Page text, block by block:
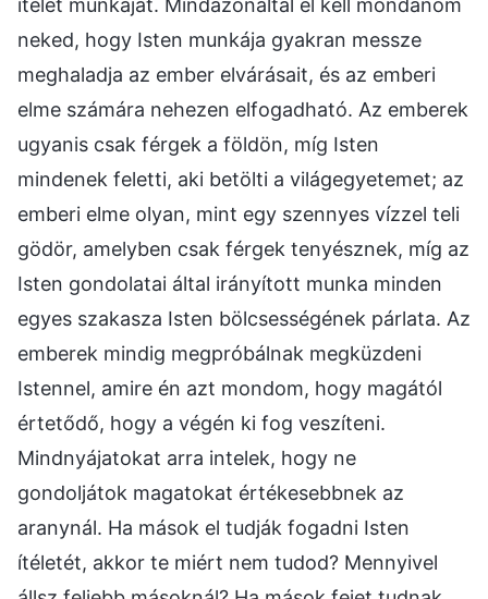
neked, hogy Isten munkája gyakran messze
meghaladja az ember elvárásait, és az emberi
elme számára nehezen elfogadható. Az emberek
ugyanis csak férgek a földön, míg Isten
mindenek feletti, aki betölti a világegyetemet; az
emberi elme olyan, mint egy szennyes vízzel teli
gödör, amelyben csak férgek tenyésznek, míg az
Isten gondolatai által irányított munka minden
egyes szakasza Isten bölcsességének párlata. Az
emberek mindig megpróbálnak megküzdeni
Istennel, amire én azt mondom, hogy magától
értetődő, hogy a végén ki fog veszíteni.
Mindnyájatokat arra intelek, hogy ne
gondoljátok magatokat értékesebbnek az
aranynál. Ha mások el tudják fogadni Isten
ítéletét, akkor te miért nem tudod? Mennyivel